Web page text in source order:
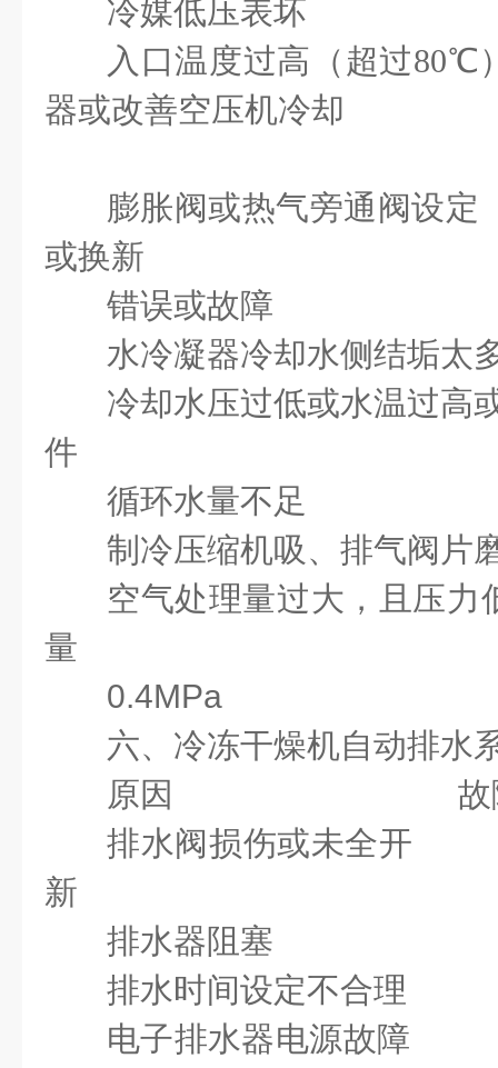
冷媒低压表坏
入口温度过高（超过80℃
器或改善空压机冷却
膨胀阀或热气旁通
或换新
错误或故障
水冷凝器冷却水侧结
冷却水压过低或水温
件
循环水量不足
制冷压缩机吸、排气
空气处理量过大，且
量
0.4MPa
六、冷冻干燥机自动排水
原因 故障
排水阀损伤或未全
新
排水器阻塞
排水时间设定不合
电子排水器电源故